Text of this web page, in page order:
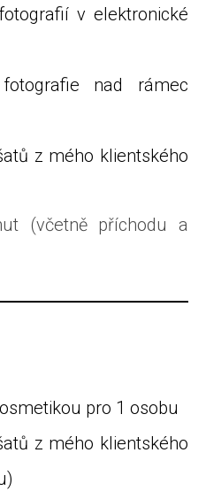
v elektronické
nad rámec
z mého klientského
(včetně příchodu a
pro 1 osobu
z mého klientského